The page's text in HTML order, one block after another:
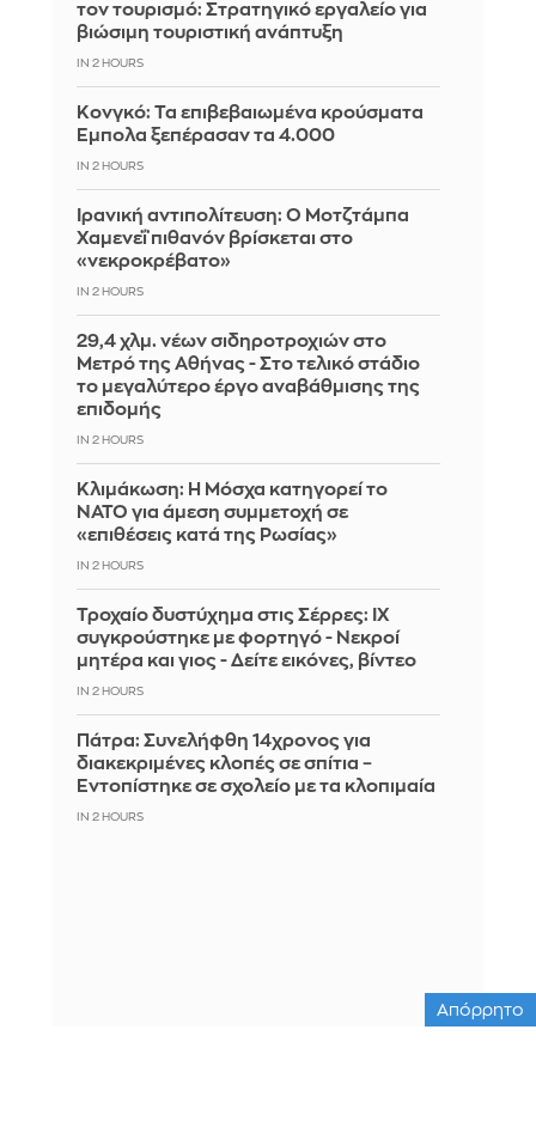
τον τουρισμό: Στρατηγικό εργαλείο για
βιώσιμη τουριστική ανάπτυξη
IN 2 HOURS
Κονγκό: Τα επιβεβαιωμένα κρούσματα
Έμπολα ξεπέρασαν τα 4.000
IN 2 HOURS
Ιρανική αντιπολίτευση: Ο Μοτζτάμπα
Χαμενεΐ πιθανόν βρίσκεται στο
«νεκροκρέβατο»
IN 2 HOURS
29,4 χλμ. νέων σιδηροτροχιών στο
Μετρό της Αθήνας - Στο τελικό στάδιο
το μεγαλύτερο έργο αναβάθμισης της
επιδομής
IN 2 HOURS
Κλιμάκωση: Η Μόσχα κατηγορεί το
ΝΑΤΟ για άμεση συμμετοχή σε
«επιθέσεις κατά της Ρωσίας»
IN 2 HOURS
Τροχαίο δυστύχημα στις Σέρρες: ΙΧ
συγκρούστηκε με φορτηγό - Νεκροί
μητέρα και γιος - Δείτε εικόνες, βίντεο
IN 2 HOURS
Πάτρα: Συνελήφθη 14χρονος για
διακεκριμένες κλοπές σε σπίτια –
Εντοπίστηκε σε σχολείο με τα κλοπιμαία
IN 2 HOURS
Απόρρητο